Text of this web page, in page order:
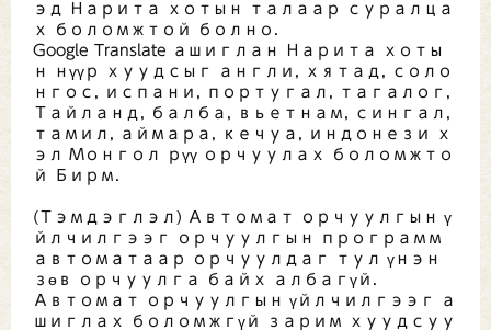
эд Нарита хотын талаар суралца
х боломжтой болно.
Google Translate ашиглан Нарита хоты
н нүүр хуудсыг англи, хятад, соло
нгос, испани, португал, тагалог,
Тайланд, балба, вьетнам, сингал,
тамил, аймара, кечуа, индонези х
эл Монгол рүү орчуулах боломжто
й Бирм.
(Тэмдэглэл) Автомат орчуулгын ү
йлчилгээг орчуулгын программ
автоматаар орчуулдаг тул үнэн
зөв орчуулга байх албагүй.
Автомат орчуулгын үйлчилгээг а
шиглах боломжгүй зарим хуудсуу